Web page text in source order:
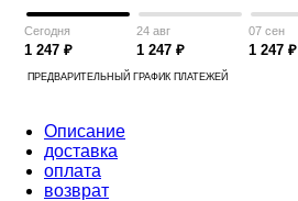
Сегодня
1 247 ₽
24 авг
1 247 ₽
07 сен
1 247 ₽
ПРЕДВАРИТЕЛЬНЫЙ ГРАФИК ПЛАТЕЖЕЙ
Описание
доставка
оплата
возврат